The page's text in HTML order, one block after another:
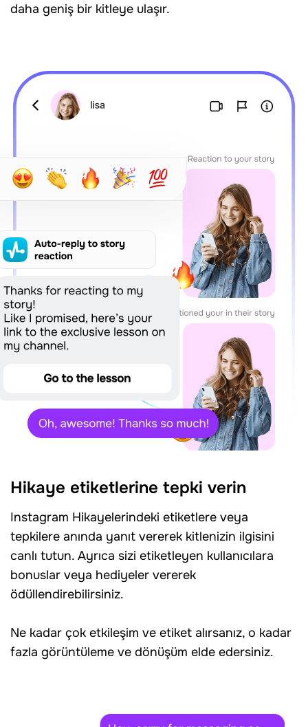
daha geniş bir kitleye ulaşır.
Hikaye etiketlerine tepki verin
Instagram Hikayelerindeki etiketlere veya
tepkilere anında yanıt vererek kitlenizin ilgisini
canlı tutun. Ayrıca sizi etiketleyen kullanıcılara
bonuslar veya hediyeler vererek
ödüllendirebilirsiniz.
Ne kadar çok etkileşim ve etiket alırsanız, o kadar
fazla görüntüleme ve dönüşüm elde edersiniz.